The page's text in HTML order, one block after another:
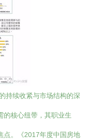
持续收紧与市场结构的深
的核心纽带，其职业生
点。《2017年度中国房地